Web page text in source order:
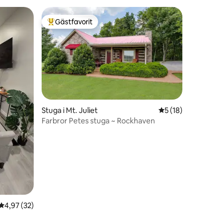
av 5 i genomsnittligt betyg, 32 omdömen
4,97 (32)
Populär gästfavorit
Gästfavorit
Stuga i Mt. Juliet 5 av 5 i
5 (18)
Farbror Petes stuga ~ Rockhaven